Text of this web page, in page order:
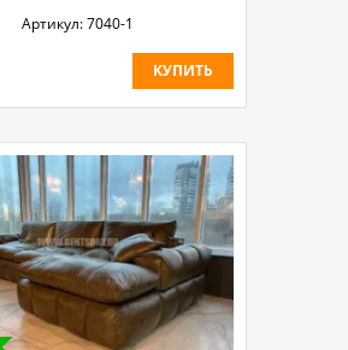
Артикул:7040-1
КУПИТЬ